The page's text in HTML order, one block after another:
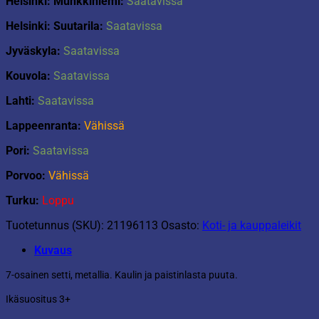
Helsinki: Suutarila: Saatavissa
Jyväskyla: Saatavissa
Kouvola: Saatavissa
Lahti: Saatavissa
Lappeenranta: Vähissä
Pori: Saatavissa
Porvoo: Vähissä
Turku: Loppu
Tuotetunnus (SKU): 21196113 Osasto: Koti- ja kauppaleikit
Kuvaus
7-osainen setti, metallia. Kaulin ja paistinlasta puuta.
Ikäsuositus 3+